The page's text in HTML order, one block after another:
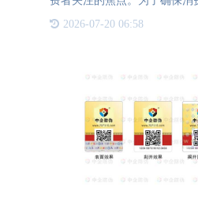
防伪主要通过以下几种方式实
2026-07-20 06:58